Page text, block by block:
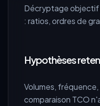
Décryptage objectif
: ratios, ordres de
Hypothèses
Volumes,
comparaison TCO